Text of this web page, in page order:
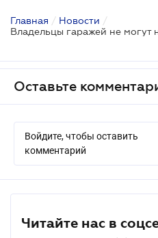
Главная / Новости /
Оставьте
Войдите, чтобы оставить
комментарий
Читайте нас в